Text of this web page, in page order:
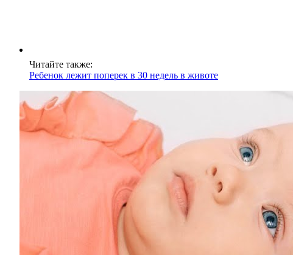
Читайте также:
Ребенок лежит поперек в 30 недель в животе